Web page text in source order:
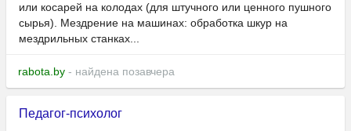
или косарей на колодах (для штучного или ценного пушного
сырья). Мездрение на машинах: обработка шкур на
мездрильных станках...
rabota.by - найдена позавчера
Педагог-психолог